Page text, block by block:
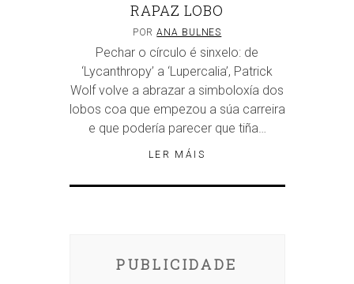
RAPAZ LOBO
PORANA BULNES
Pechar o círculo é sinxelo: de
‘Lycanthropy’ a ‘Lupercalia’, Patrick
Wolf volve a abrazar a simboloxía dos
lobos coa que empezou a súa carreira
e que podería parecer que tiña…
LER MÁIS
PUBLICIDADE